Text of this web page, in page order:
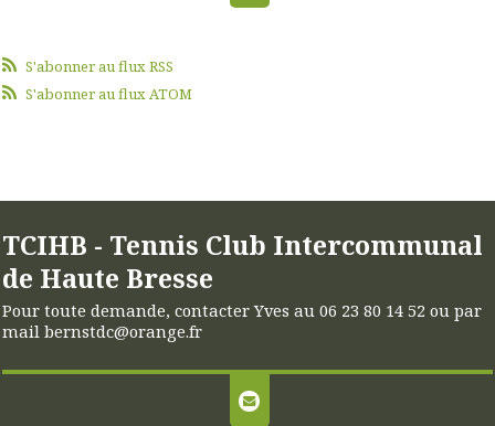
S'abonner au flux RSS
S'abonner au flux ATOM
TCIHB - Tennis Club Intercommunal
de Haute Bresse
Pour toute demande, contacter Yves au 06 23 80 14 52 ou par
mail bernstdc@orange.fr